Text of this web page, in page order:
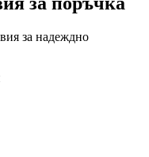
за надеждно